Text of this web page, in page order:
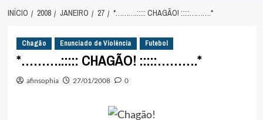
INÍCIO 2008 JANEIRO 27 *……….::::: CHAGÃO! :::::……….*
Chagão Enunciado de Violência Futebol
*……….::::: CHAGÃO! :::::……….*
afinsophia 27/01/2008 0